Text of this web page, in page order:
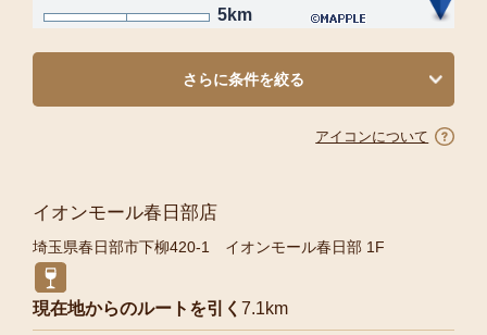
5km
さらに条件を絞る
アイコンについて
イオンモール春日部店
埼玉県春日部市下柳420-1 イオンモール春日部 1F
現在地からのルートを引く 7.1km